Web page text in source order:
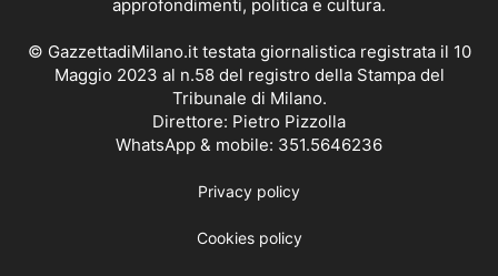
approfondimenti, politica e cultura.
© GazzettadiMilano.it testata giornalistica registrata il 10
Maggio 2023 al n.58 del registro della Stampa del
Tribunale di Milano.
Direttore: Pietro Pizzolla
WhatsApp & mobile: 351.5646236
Privacy policy
Cookies policy